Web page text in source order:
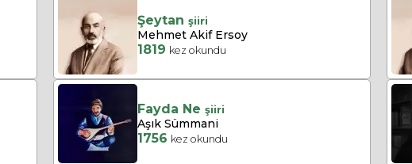
Şeytan şiiri
Mehmet Akif Ersoy
1819 kez okundu
Fayda Ne şiiri
Aşık Sümmani
1756 kez okundu